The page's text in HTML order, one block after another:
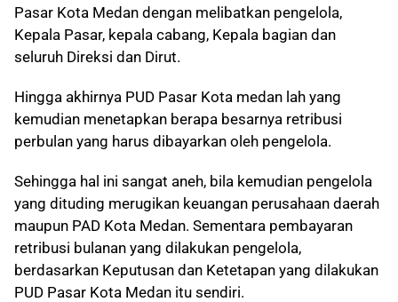
Pasar Kota Medan dengan melibatkan pengelola,
Kepala Pasar, kepala cabang, Kepala bagian dan
seluruh Direksi dan Dirut.
Hingga akhirnya PUD Pasar Kota medan lah yang
kemudian menetapkan berapa besarnya retribusi
perbulan yang harus dibayarkan oleh pengelola.
Sehingga hal ini sangat aneh, bila kemudian pengelola
yang dituding merugikan keuangan perusahaan daerah
maupun PAD Kota Medan. Sementara pembayaran
retribusi bulanan yang dilakukan pengelola,
berdasarkan Keputusan dan Ketetapan yang dilakukan
PUD Pasar Kota Medan itu sendiri.